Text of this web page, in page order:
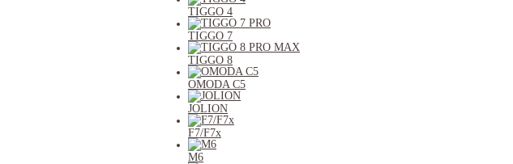
TIGGO 4
TIGGO 7
TIGGO 8
OMODA C5
JOLION
F7/F7x
M6